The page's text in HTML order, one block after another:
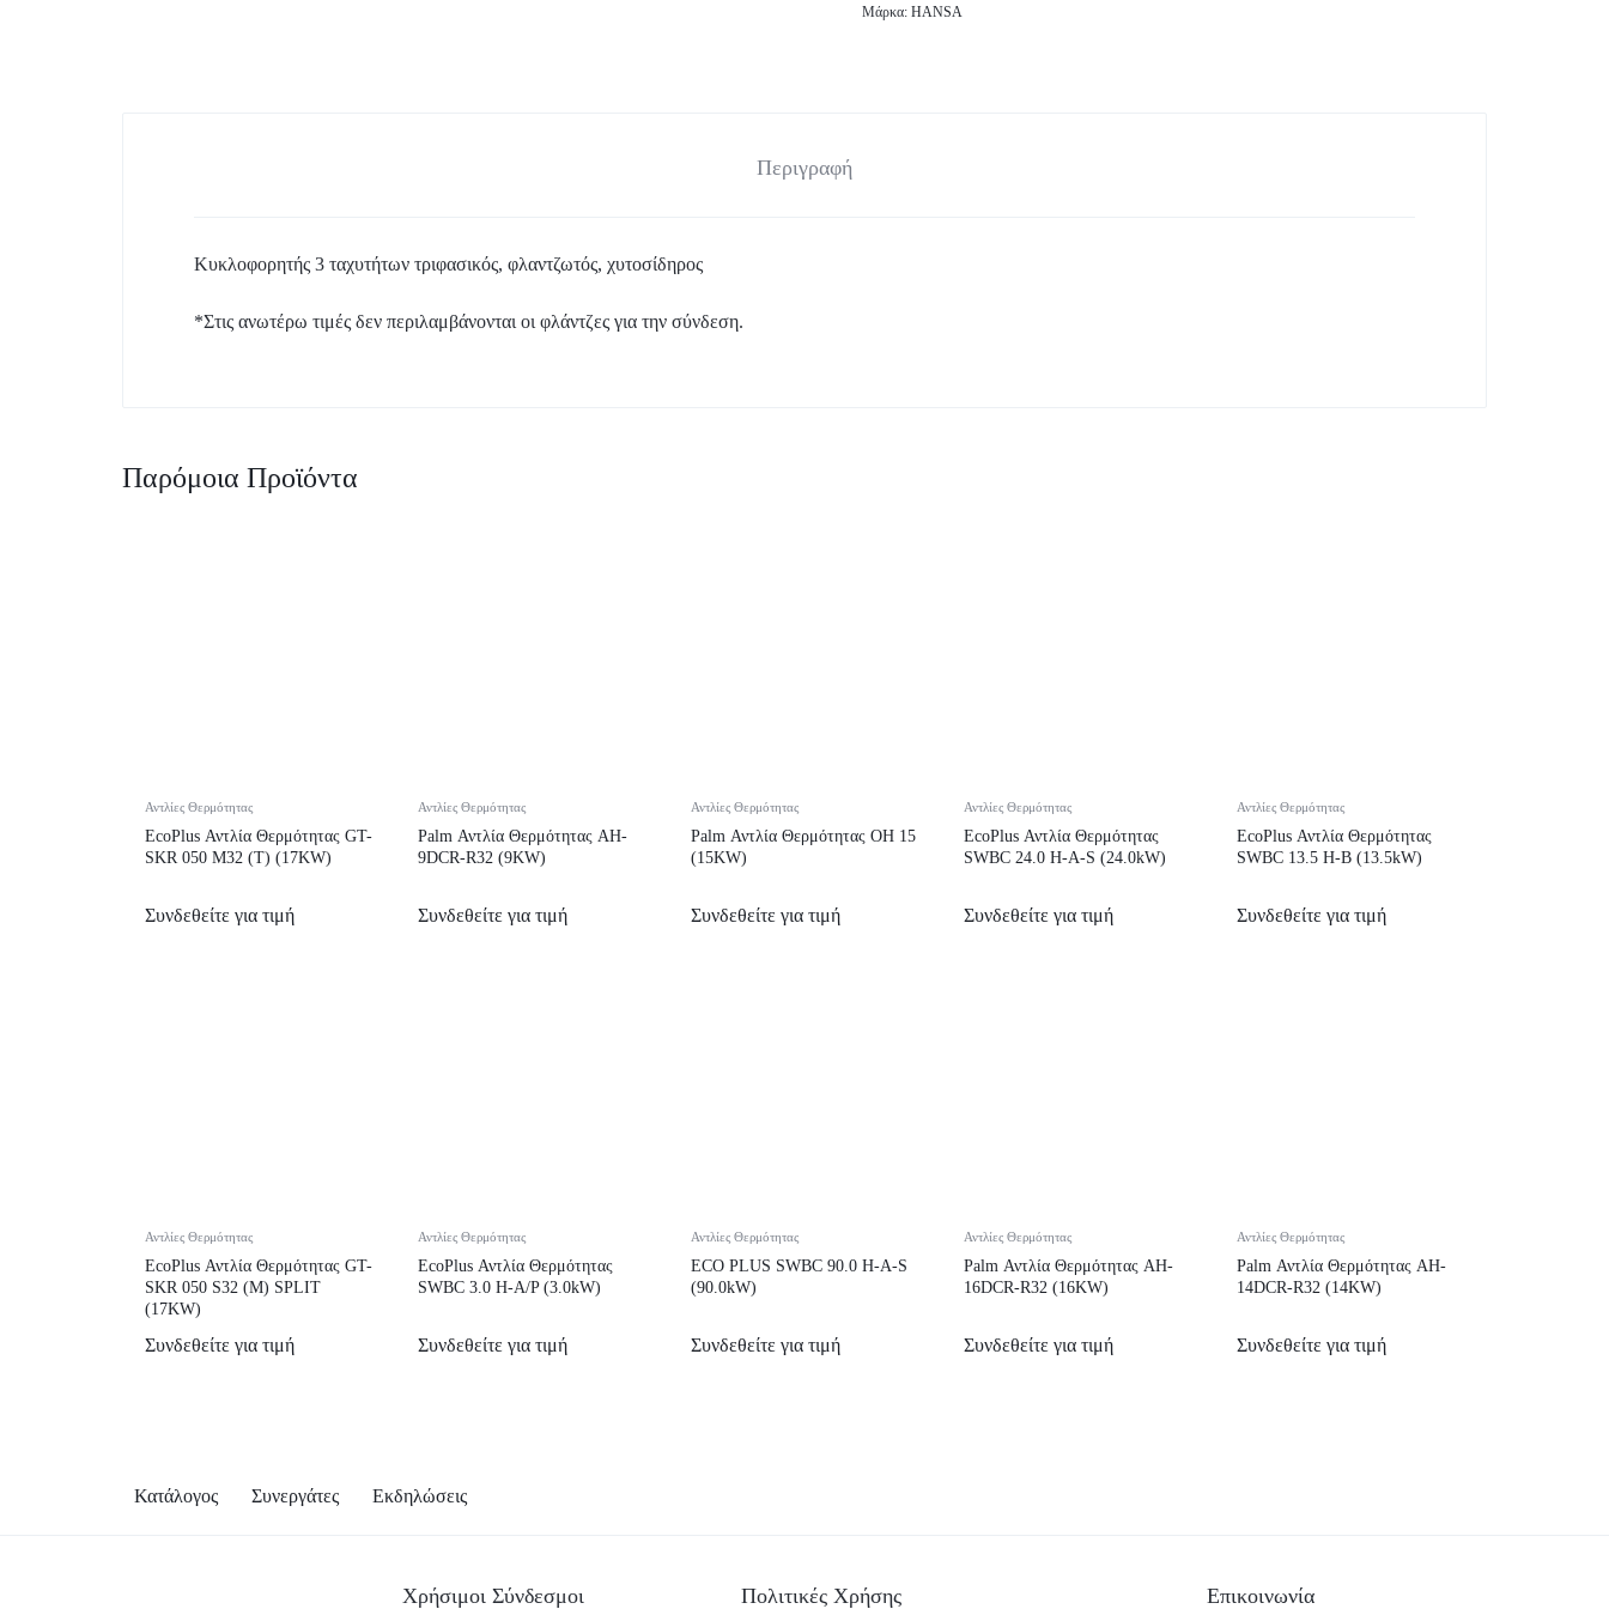
Μάρκα:HANSA
Περιγραφή
Κυκλοφορητής 3 ταχυτήτων τριφασικός, φλαντζωτός, χυτοσίδηρος
*Στις ανωτέρω τιμές δεν περιλαμβάνονται οι φλάντζες για την σύνδεση.
Παρόμοια Προϊόντα
Αντλίες Θερμότητας
EcoPlus Αντλία Θερμότητας GT-
SKR 050 M32 (T) (17KW)
Συνδεθείτε για τιμή
Αντλίες Θερμότητας
Palm Αντλία Θερμότητας AH-
9DCR-R32 (9KW)
Συνδεθείτε για τιμή
Αντλίες Θερμότητας
Palm Αντλία Θερμότητας OH 15
(15KW)
Συνδεθείτε για τιμή
Αντλίες Θερμότητας
EcoPlus Αντλία Θερμότητας
SWBC 24.0 H-A-S (24.0kW)
Συνδεθείτε για τιμή
Αντλίες Θερμότητας
EcoPlus Αντλία Θερμότητας
SWBC 13.5 H-B (13.5kW)
Συνδεθείτε για τιμή
Αντλίες Θερμότητας
EcoPlus Αντλία Θερμότητας GT-
SKR 050 S32 (M) SPLIT
(17KW)
Συνδεθείτε για τιμή
Αντλίες Θερμότητας
EcoPlus Αντλία Θερμότητας
SWBC 3.0 H-A/P (3.0kW)
Συνδεθείτε για τιμή
Αντλίες Θερμότητας
ECO PLUS SWBC 90.0 H-A-S
(90.0kW)
Συνδεθείτε για τιμή
Αντλίες Θερμότητας
Palm Αντλία Θερμότητας AH-
16DCR-R32 (16KW)
Συνδεθείτε για τιμή
Αντλίες Θερμότητας
Palm Αντλία Θερμότητας AH-
14DCR-R32 (14KW)
Συνδεθείτε για τιμή
Κατάλογος Συνεργάτες Εκδηλώσεις
Χρήσιμοι Σύνδεσμοι Πολιτικές Χρήσης Επικοινωνία